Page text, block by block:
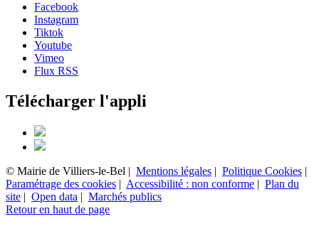
Facebook
Instagram
Tiktok
Youtube
Vimeo
Flux RSS
Télécharger l'appli
© Mairie de Villiers-le-Bel | Mentions légales | Politique Cookies |
Paramétrage des cookies | Accessibilité : non conforme | Plan du
site | Open data | Marchés publics
Retour en haut de page